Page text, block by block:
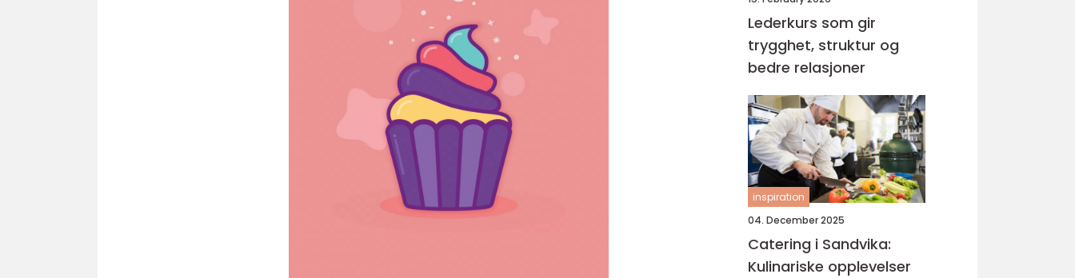
Lederkurs som gir
trygghet, struktur og
bedre relasjoner
inspiration
04. December 2025
Catering i Sandvika:
Kulinariske opplevelser